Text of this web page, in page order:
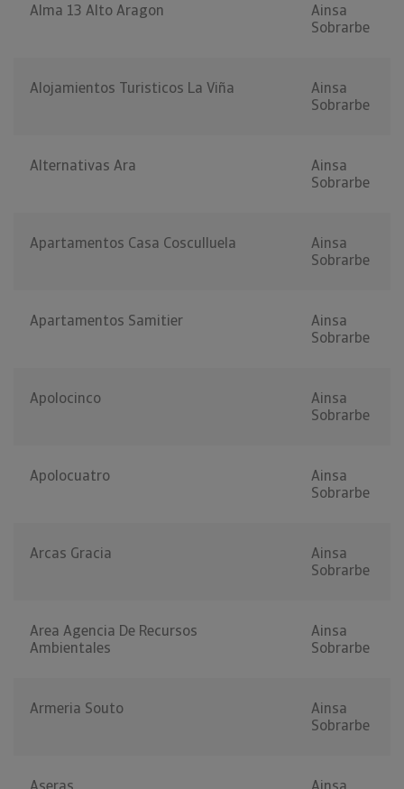
Alma 13 Alto Aragon
Ainsa
Sobrarbe
Alojamientos Turisticos La Viña
Ainsa
Sobrarbe
Alternativas Ara
Ainsa
Sobrarbe
Apartamentos Casa Cosculluela
Ainsa
Sobrarbe
Apartamentos Samitier
Ainsa
Sobrarbe
Apolocinco
Ainsa
Sobrarbe
Apolocuatro
Ainsa
Sobrarbe
Arcas Gracia
Ainsa
Sobrarbe
Area Agencia De Recursos
Ambientales
Ainsa
Sobrarbe
Armeria Souto
Ainsa
Sobrarbe